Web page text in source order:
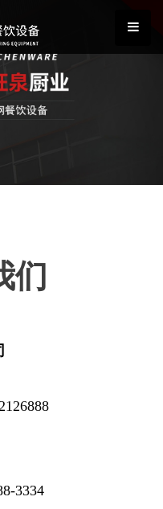
们
3334